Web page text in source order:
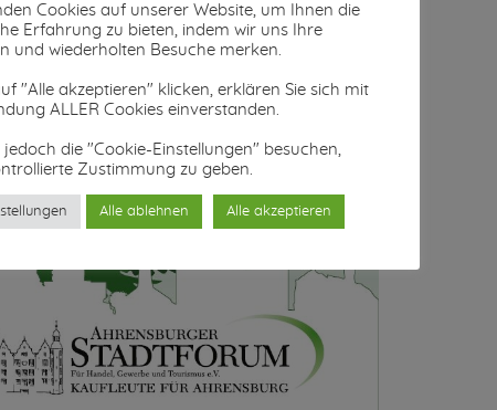
Cookies auf unserer Website, um Ihnen die
Erfahrung zu bieten, indem wir uns Ihre
und wiederholten Besuche merken.
"Alle akzeptieren" klicken, erklären Sie sich mit
ALLER Cookies einverstanden.
jedoch die "Cookie-Einstellungen" besuchen,
Zustimmung zu geben.
Alle ablehnen Alle akzeptieren